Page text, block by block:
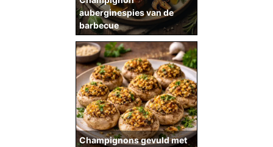
auberginespies van de
barbecue
Champignons gevuld met